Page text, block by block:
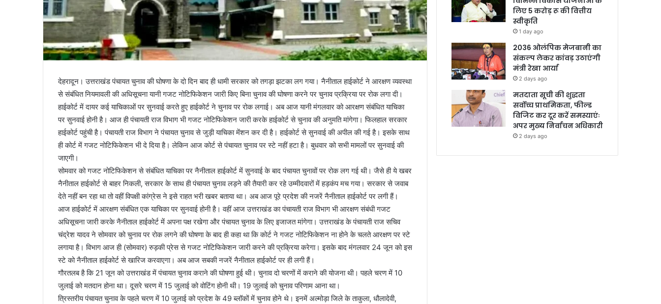
देहरादून। उत्तराखंड पंचायत चुनाव की घोषणा के दो दिन बाद ही धामी सरकार को तगड़ा झटका लग गया। नैनीताल हाईकोर्ट ने आरक्षण व्यवस्था
से संबंधित नियमावली की अधिसूचना यानी गजट नोटिफिकेशन जारी किए बिना चुनाव की घोषणा करने पर चुनाव प्रक्रिया पर रोक लगा दी।
हाईकोर्ट में दायर कई याचिकाओं पर सुनवाई करते हुए हाईकोर्ट ने चुनाव पर रोक लगाई। अब आज यानी मंगलवार को आरक्षण संबंधित याचिका
पर सुनवाई होनी है। आज ही पंचायती राज विभाग भी गजट नोटिफिकेशन जारी करके हाईकोर्ट से चुनाव की अनुमति मांगेगा। फिलहाल सरकार
हाईकोर्ट पहुंची है। पंचायती राज विभाग ने पंचायत चुनाव से जुड़ी याचिका मेंशन कर दी है। हाईकोर्ट से सुनवाई की अपील की गई है। इसके साथ
ही कोर्ट में गजट नोटिफिकेशन भी दे दिया है। लेकिन आज कोर्ट से पंचायत चुनाव पर स्टे नहीं हटा है। बुधवार को सभी मामलों पर सुनवाई की
जाएगी।
सोमवार को गजट नोटिफिकेशन से संबंधित याचिका पर नैनीताल हाईकोर्ट में सुनवाई के बाद पंचायत चुनावों पर रोक लग गई थी। जैसे ही ये खबर
नैनीताल हाईकोर्ट से बाहर निकली, सरकार के साथ ही पंचायत चुनाव लड़ने की तैयारी कर रहे उम्मीदवारों में हड़कंप मच गया। सरकार से जवाब
देते नहीं बन रहा था तो वहीं विपक्षी कांग्रेस ने इसे राहत भरी खबर बताया था। अब आज पूरे प्रदेश की नजरें नैनीताल हाईकोर्ट पर लगी हैं।
आज हाईकोर्ट में आरक्षण संबंधित एक याचिका पर सुनवाई होनी है। वहीं आज उत्तराखंड का पंचायती राज विभाग भी आरक्षण संबंधी गजट
अधिसूचना जारी करके नैनीताल हाईकोर्ट में अपना पक्ष रखेगा और पंचायत चुनाव के लिए इजाजत मांगेगा। उत्तराखंड के पंचायती राज सचिव
चंद्रेश यादव ने सोमवार को चुनाव पर रोक लगने की घोषणा के बाद ही कहा था कि कोर्ट ने गजट नोटिफिकेशन ना होने के चलते आरक्षण पर स्टे
लगाया है। विभाग आज ही (सोमवार) रुड़की प्रेस से गजट नोटिफिकेशन जारी करने की प्रक्रिया करेगा। इसके बाद मंगलवार 24 जून को इस
स्टे को नैनीताल हाईकोर्ट से खारिज करवाएगा। अब आज सबकी नजरें नैनीताल हाईकोर्ट पर ही लगी हैं।
गौरतलब है कि 21 जून को उत्तराखंड में पंचायत चुनाव कराने की घोषणा हुई थी। चुनाव दो चरणों में कराने की योजना थी। पहले चरण में 10
जुलाई को मतदान होना था। दूसरे चरण में 15 जुलाई को वोटिंग होनी थी। 19 जुलाई को चुनाव परिणाम आना था।
त्रिस्तरीय पंचायत चुनाव के पहले चरण में 10 जुलाई को प्रदेश के 49 ब्लॉकों में चुनाव होने थे। इनमें अल्मोड़ा जिले के ताकुला, धौलादेवी,
लिए 5 करोड़ रू की वित्तीय
स्वीकृति
1 day ago
2036 ओलंपिक मेजबानी का
संकल्प लेकर कांवड़ उठाएंगी
मंत्री रेखा आर्या
2 days ago
मतदाता सूची की शुद्धता
सर्वोच्च प्राथमिकता, फील्ड
विजिट कर दूर करें समस्याएंः
अपर मुख्य निर्वाचन अधिकारी
2 days ago